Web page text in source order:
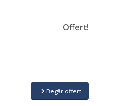
Offert!
Begär offert